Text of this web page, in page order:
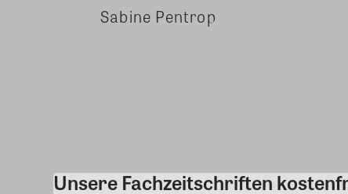
Sabine Pentrop
Unsere Fachzeitschriften